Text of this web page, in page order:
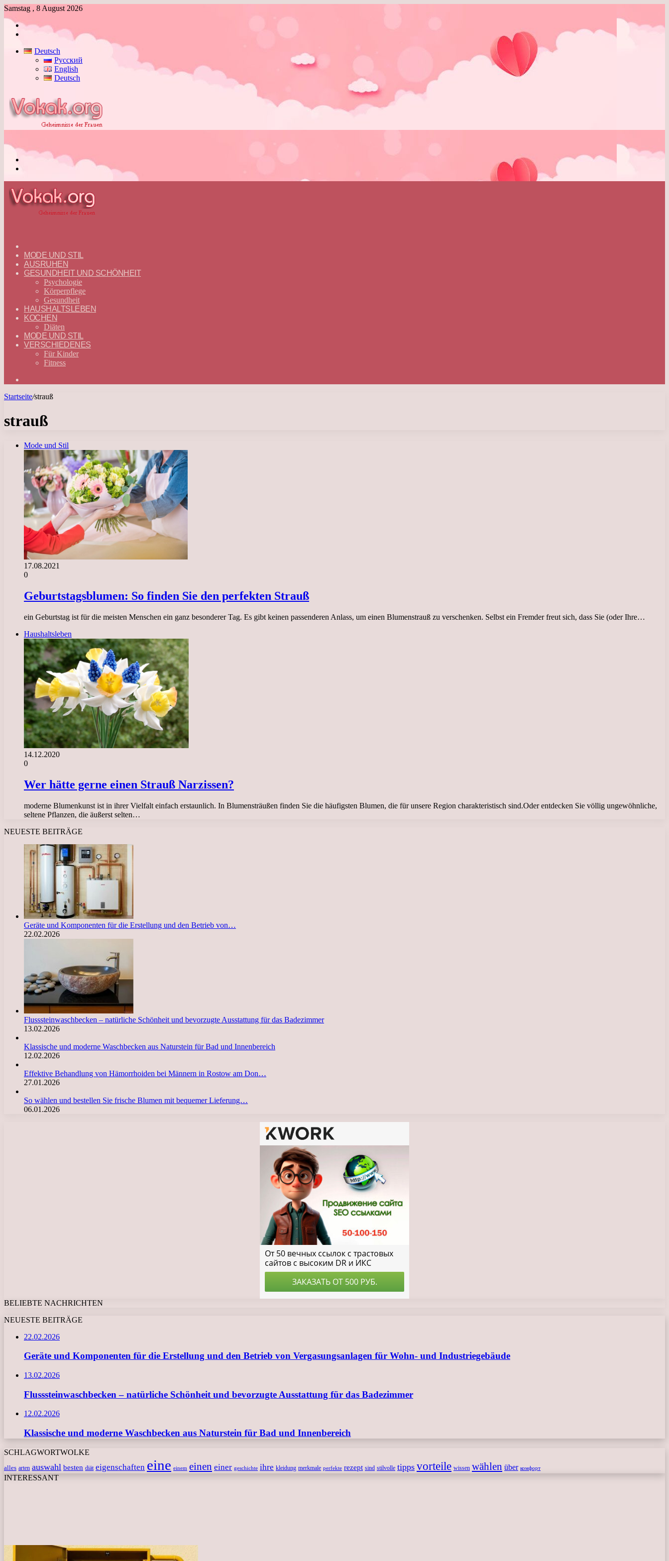
Samstag , 8 August 2026
Anmelden
Deutsch
Русский
English
Deutsch
—
DEUTSCH
MODE UND STIL
AUSRUHEN
GESUNDHEIT UND SCHÖNHEIT
Psychologie
Körperpflege
Gesundheit
HAUSHALTSLEBEN
KOCHEN
Diäten
MODE UND STIL
VERSCHIEDENES
Für Kinder
Fitness
Startseite/strauß
strauß
Mode und Stil
17.08.2021
0
Geburtstagsblumen: So finden Sie den perfekten Strauß
ein Geburtstag ist für die meisten Menschen ein ganz besonderer Tag. Es gibt keinen passenderen Anlass, um einen Blumenstrauß zu verschenken. Selbst ein Fremder freut sich, dass Sie (oder Ihre…
Haushaltsleben
14.12.2020
0
Wer hätte gerne einen Strauß Narzissen?
moderne Blumenkunst ist in ihrer Vielfalt einfach erstaunlich. In Blumensträußen finden Sie die häufigsten Blumen, die für unsere Region charakteristisch sind.Oder entdecken Sie völlig ungewöhnliche,
seltene Pflanzen, die äußerst selten…
NEUESTE BEITRÄGE
Geräte und Komponenten für die Erstellung und den Betrieb von…
22.02.2026
Flusssteinwaschbecken – natürliche Schönheit und bevorzugte Ausstattung für das Badezimmer
13.02.2026
Klassische und moderne Waschbecken aus Naturstein für Bad und Innenbereich
12.02.2026
Effektive Behandlung von Hämorrhoiden bei Männern in Rostow am Don…
27.01.2026
So wählen und bestellen Sie frische Blumen mit bequemer Lieferung…
06.01.2026
BELIEBTE NACHRICHTEN
NEUESTE BEITRÄGE
22.02.2026
Geräte und Komponenten für die Erstellung und den Betrieb von Vergasungsanlagen für Wohn- und Industriegebäude
13.02.2026
Flusssteinwaschbecken – natürliche Schönheit und bevorzugte Ausstattung für das Badezimmer
12.02.2026
Klassische und moderne Waschbecken aus Naturstein für Bad und Innenbereich
SCHLAGWORTWOLKE
alles arten auswahl besten diät eigenschaften eine einem einen einer geschichte ihre kleidung merkmale perfekte rezept sind stilvolle tipps vorteile wissen wählen über комфорт
INTERESSANT